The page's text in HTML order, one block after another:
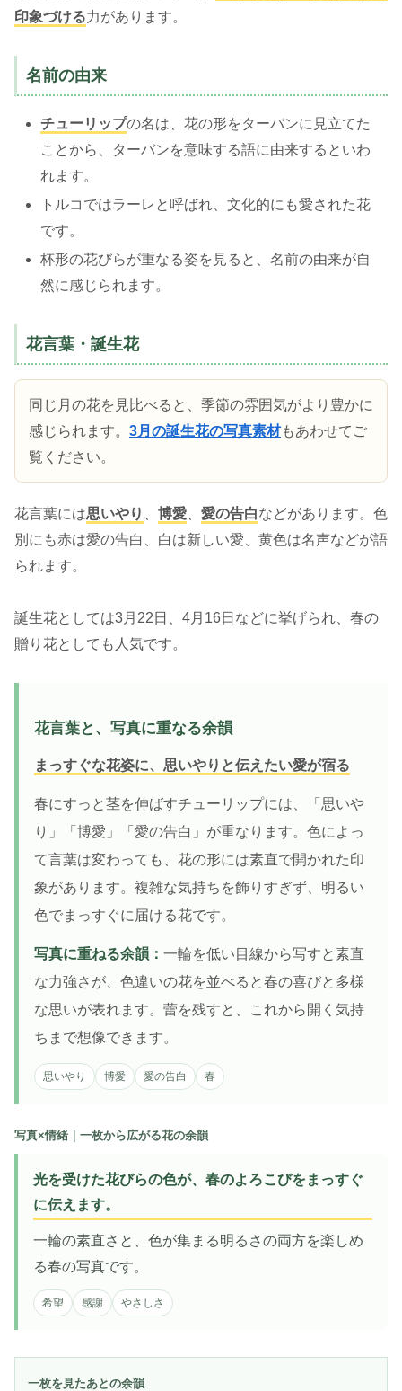
印象づける力があります。
名前の由来
チューリップの名は、花の形をターバンに見立てた
ことから、ターバンを意味する語に由来するといわ
れます。
トルコではラーレと呼ばれ、文化的にも愛された花
です。
杯形の花びらが重なる姿を見ると、名前の由来が自
然に感じられます。
花言葉・誕生花
同じ月の花を見比べると、季節の雰囲気がより豊かに
感じられます。 3月の誕生花の写真素材もあわせてご
覧ください。
花言葉には思いやり 博愛 愛の告白などがあります。色
別にも赤は愛の告白、白は新しい愛、黄色は名声などが語
られます。
誕生花としては3月22日、4月16日などに挙げられ、春の
贈り花としても人気です。
花言葉と、写真に重なる余韻
まっすぐな花姿に、思いやりと伝えたい愛が宿る
春にすっと茎を伸ばすチューリップには、「思いや
り」「博愛」「愛の告白」が重なります。色によっ
て言葉は変わっても、花の形には素直で開かれた印
象があります。複雑な気持ちを飾りすぎず、明るい
色でまっすぐに届ける花です。
写真に重ねる余韻： 一輪を低い目線から写すと素直
な力強さが、色違いの花を並べると春の喜びと多様
な思いが表れます。蕾を残すと、これから開く気持
ちまで想像できます。
思いやり 博愛 愛の告白 春
写真×情緒｜一枚から広がる花の余韻
光を受けた花びらの色が、春のよろこびをまっすぐ
に伝えます。
一輪の素直さと、色が集まる明るさの両方を楽しめ
る春の写真です。
希望 感謝 やさしさ
一枚を見たあとの余韻